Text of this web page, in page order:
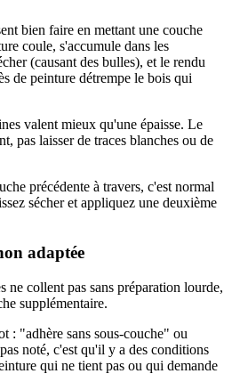
bien faire en mettant une couche
coule, s'accumule dans les
(causant des bulles), et le rendu
de peinture détrempe le bois qui
valent mieux qu'une épaisse. Le
pas laisser de traces blanches ou de
précédente à travers, c'est normal
sécher et appliquez une deuxième
adaptée
ne collent pas sans préparation lourde,
supplémentaire.
: "adhère sans sous-couche" ou
noté, c'est qu'il y a des conditions
qui ne tient pas ou qui demande